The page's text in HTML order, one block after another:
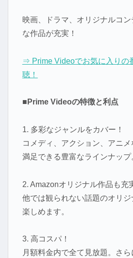
映画、ドラマ、オリジナルコ
な作品が充実！
⇒ Prime Videoでお気に入りの
聴！
■Prime Videoの特徴と利点
1. 多彩なジャンルをカバー！
コメディ、アクション、アニ
満足できる豊富なラインナップ
2. Amazonオリジナル作品も充
他では観られない話題のオリ
楽しめます。
3. 高コスパ！
月額料金内で全て見放題。さ